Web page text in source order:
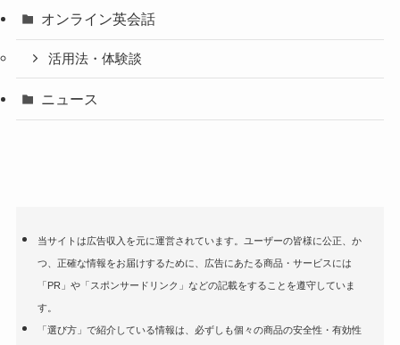
オンライン英会話
活用法・体験談
ニュース
当サイトは広告収入を元に運営されています。ユーザーの皆様に公正、か
つ、正確な情報をお届けするために、広告にあたる商品・サービスには
「PR」や「スポンサードリンク」などの記載をすることを遵守していま
す。
「選び方」で紹介している情報は、必ずしも個々の商品の安全性・有効性